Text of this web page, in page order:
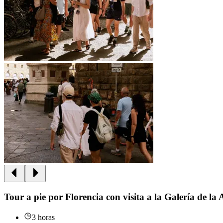
Tour a pie por Florencia con visita a la Galería de la
3 horas